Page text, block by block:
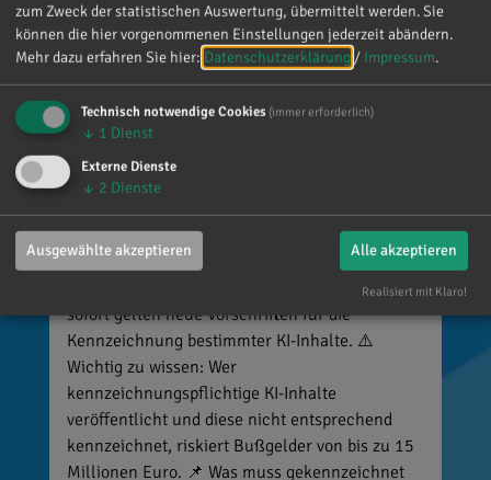
Reinhard Brandl
vor 3 Tagen
🚨 Neues EU-Gesetz seit dem 2. August! Ab
sofort gelten neue Vorschriften für die
Kennzeichnung bestimmter KI-Inhalte. ⚠️
Wichtig zu wissen: Wer
kennzeichnungspflichtige KI-Inhalte
veröffentlicht und diese nicht entsprechend
kennzeichnet, riskiert Bußgelder von bis zu 15
Millionen Euro. 📌 Was muss gekennzeichnet
zum Zweck der statistischen Auswertung, übermittelt werden. Sie
können die hier vorgenommenen Einstellungen jederzeit abändern.
Mehr dazu erfahren Sie hier: Datenschutzerklärung / Impressum.
Technisch notwendige Cookies (immer erforderlich)
↓ 1 Dienst
Externe Dienste
↓ 2 Dienste
Ausgewählte akzeptieren Alle akzeptieren
Realisiert mit Klaro!